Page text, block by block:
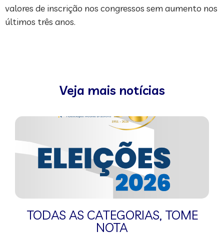
valores de inscrição nos congressos sem aumento nos
últimos três anos.
Veja mais notícias
TODAS AS CATEGORIAS, TOME
NOTA